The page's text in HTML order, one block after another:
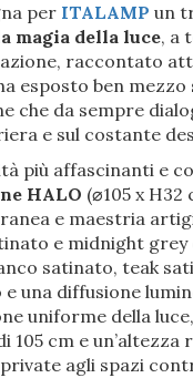
per ITALAMP un
magia della luce, a
raccontato
esposto ben
che da sempre
e sul costante
più affascinanti e
HALO (⌀105 x H32
e maestria
e midnight
satinato, teak
una diffusione
uniforme della
105 cm e
agli spazi